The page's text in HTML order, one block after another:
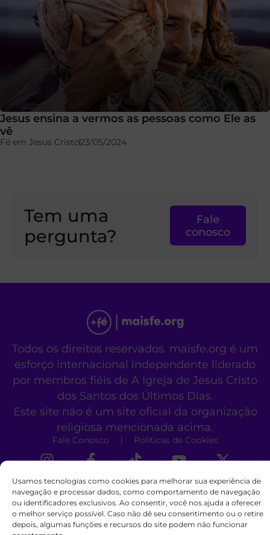
Usamos tecnologias como cookies para melhorar sua experiência de
navegação e processar dados, como comportamento de navegação
ou identificadores exclusivos. Ao consentir, você nos ajuda a oferecer
o melhor serviço possível. Caso não dê seu consentimento ou o retire
depois, algumas funções e recursos do site podem não funcionar
Jesus ensina a vermos as pessoas como Ele as
vê
Fé em Jesus Cristo23/05/2024
Tem uma
pergunta?
Fale
conosco
Todos os direitos reservados. maisfe.org é um
esforço internacional independente liderado
por membros fiéis de A Igreja de Jesus Cristo
dos Santos dos Últimos Dias.
Este site não é um site oficial da organização
religiosa mencionada acima.
Fale Conosco Políticas de Cookies